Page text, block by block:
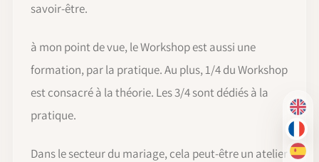
EN
FR
ES
savoir-être.
à mon point de vue, le Workshop est aussi une
formation, par la pratique. Au plus, 1/4 du Workshop
est consacré à la théorie. Les 3/4 sont dédiés à la
pratique.
Dans le secteur du mariage, cela peut-être un atelier